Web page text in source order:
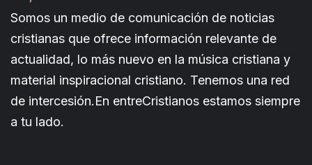
Somos un medio de comunicación de noticias
cristianas que ofrece información relevante de
actualidad, lo más nuevo en la música cristiana y
material inspiracional cristiano. Tenemos una red
de intercesión.En entreCristianos estamos siempre
a tu lado.